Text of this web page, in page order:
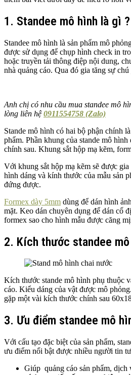
1. Standee mô hình là gì ?
Standee mô hình là sản phẩm mô
được sử dụng để chụp hình check in
hoặc truyền tải thông điệp nội dung,
nhà quảng cáo. Qua đó gia tăng sự
Anh chị có nhu cầu mua standee mô
lòng liên hệ0911554758 (Zalo)
Stande mô hình có hai bộ phận chính
phẩm. Phần khung của stande mô
chính sau. Khung sắt hộp mạ kẽm,
Với khung sắt hộp mạ kẽm sẽ được
hình dáng và kính thước của mẫu sản
đứng được.
Formex dày 5mm dùng để dán hình
mặt. Keo dán chuyên dụng để dán cố
formex sao cho hình mẫu được căng
2. Kích thước standee
Kích thước stande mô hình phụ thuộc
cáo. Kiểu dáng của vật được mô
gặp một vài kích thước chính sau
3. Ưu điểm standee mô
Với cấu tạo đặc biệt của sản phẩm,
ưu điểm nổi bật được nhiều người tin
Giúp quảng cáo sản phẩm, dịch